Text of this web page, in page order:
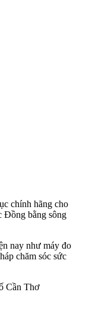
chính hãng cho
Đồng bằng sông
nay như máy đo
chăm sóc sức
Cần Thơ